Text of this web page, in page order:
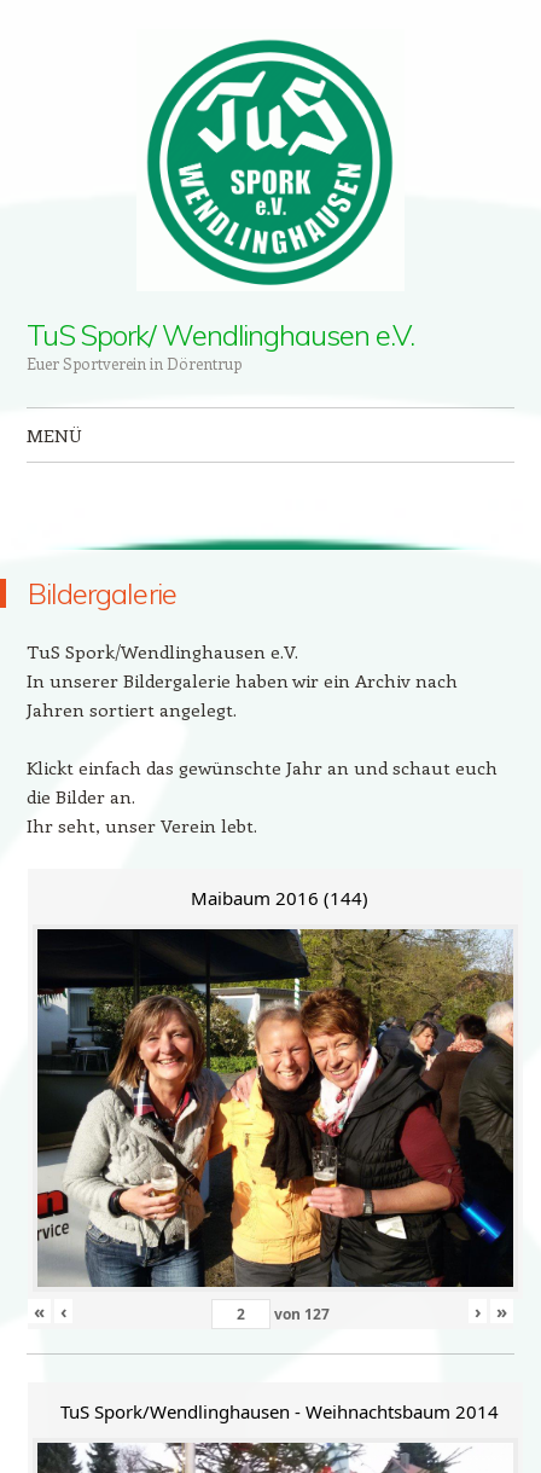
TuS Spork/ Wendlinghausen e.V.
Euer Sportverein in Dörentrup
MENÜ
Bildergalerie
TuS Spork/Wendlinghausen e.V.
In unserer Bildergalerie haben wir ein Archiv nach
Jahren sortiert angelegt.
Klickt einfach das gewünschte Jahr an und schaut euch
die Bilder an.
Ihr seht, unser Verein lebt.
Maibaum 2016 (144)
« ‹ von 127 › »
TuS Spork/Wendlinghausen - Weihnachtsbaum 2014